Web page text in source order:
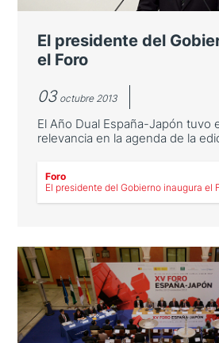
LEER MÁS
El presidente del
el Foro
03octubre 2013
El Año Dual España-Japón tuvo
relevancia en la agenda de la
Foro
El presidente del Gobierno inaugura el
El presidente del
inaugura el Foro